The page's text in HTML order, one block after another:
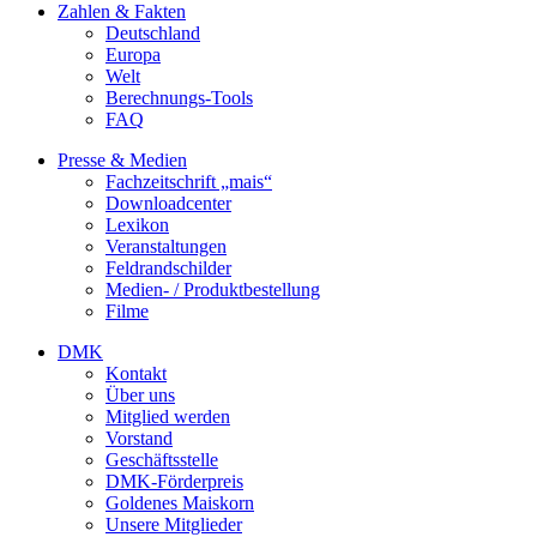
Zahlen & Fakten
Deutschland
Europa
Welt
Berechnungs-Tools
FAQ
Presse & Medien
Fachzeitschrift „mais“
Downloadcenter
Lexikon
Veranstaltungen
Feldrandschilder
Medien- / Produktbestellung
Filme
DMK
Kontakt
Über uns
Mitglied werden
Vorstand
Geschäftsstelle
DMK-Förderpreis
Goldenes Maiskorn
Unsere Mitglieder